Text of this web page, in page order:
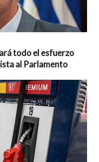
todo el esfuerzo
al Parlamento